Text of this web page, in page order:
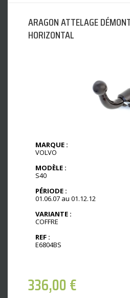
ARAGON ATTELAGE
HORIZONTAL
MARQUE :
VOLVO
MODÈLE :
S40
PÉRIODE :
01.06.07 au 01.12.12
VARIANTE :
COFFRE
REF :
E6804BS
336,00€